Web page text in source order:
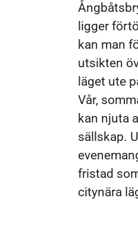
ligger
kan man
utsikten
läget ute
Vår,
kan njuta
sällskap.
fristad
citynära